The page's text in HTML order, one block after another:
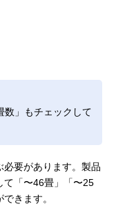
数」もチェックして
必要があります。製品
て「〜46畳」「〜25
きます。